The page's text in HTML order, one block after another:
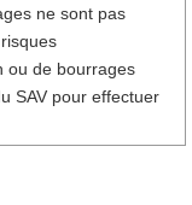
ne sont pas
ou de bourrages
SAV pour effectuer